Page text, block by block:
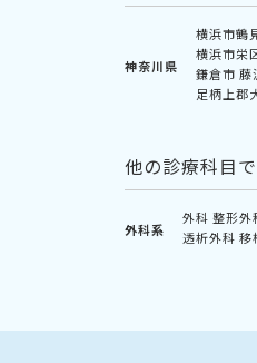
神奈川県
横浜市鶴
横浜市栄
鎌倉市 藤
足柄上郡
他の診療科目
外科系
外科 整形外
透析外科 移